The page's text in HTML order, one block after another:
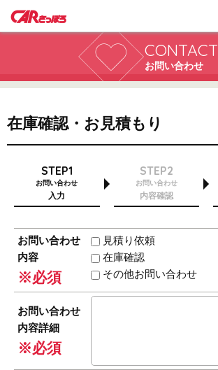
CONTACT
お問い合わせ
在庫確認・お見積もり
STEP1
お問い合わせ
入力
STEP2
お問い合わせ
内容確認
お問い合わせ
内容
※必須
見積り依頼
在庫確認
その他お問い合わせ
お問い合わせ
内容詳細
※必須